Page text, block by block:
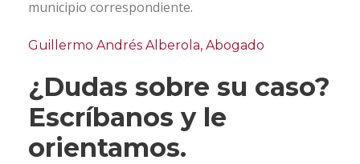
municipio correspondiente.
Guillermo Andrés Alberola, Abogado
¿Dudas sobre su caso?
Escríbanos y le
orientamos.